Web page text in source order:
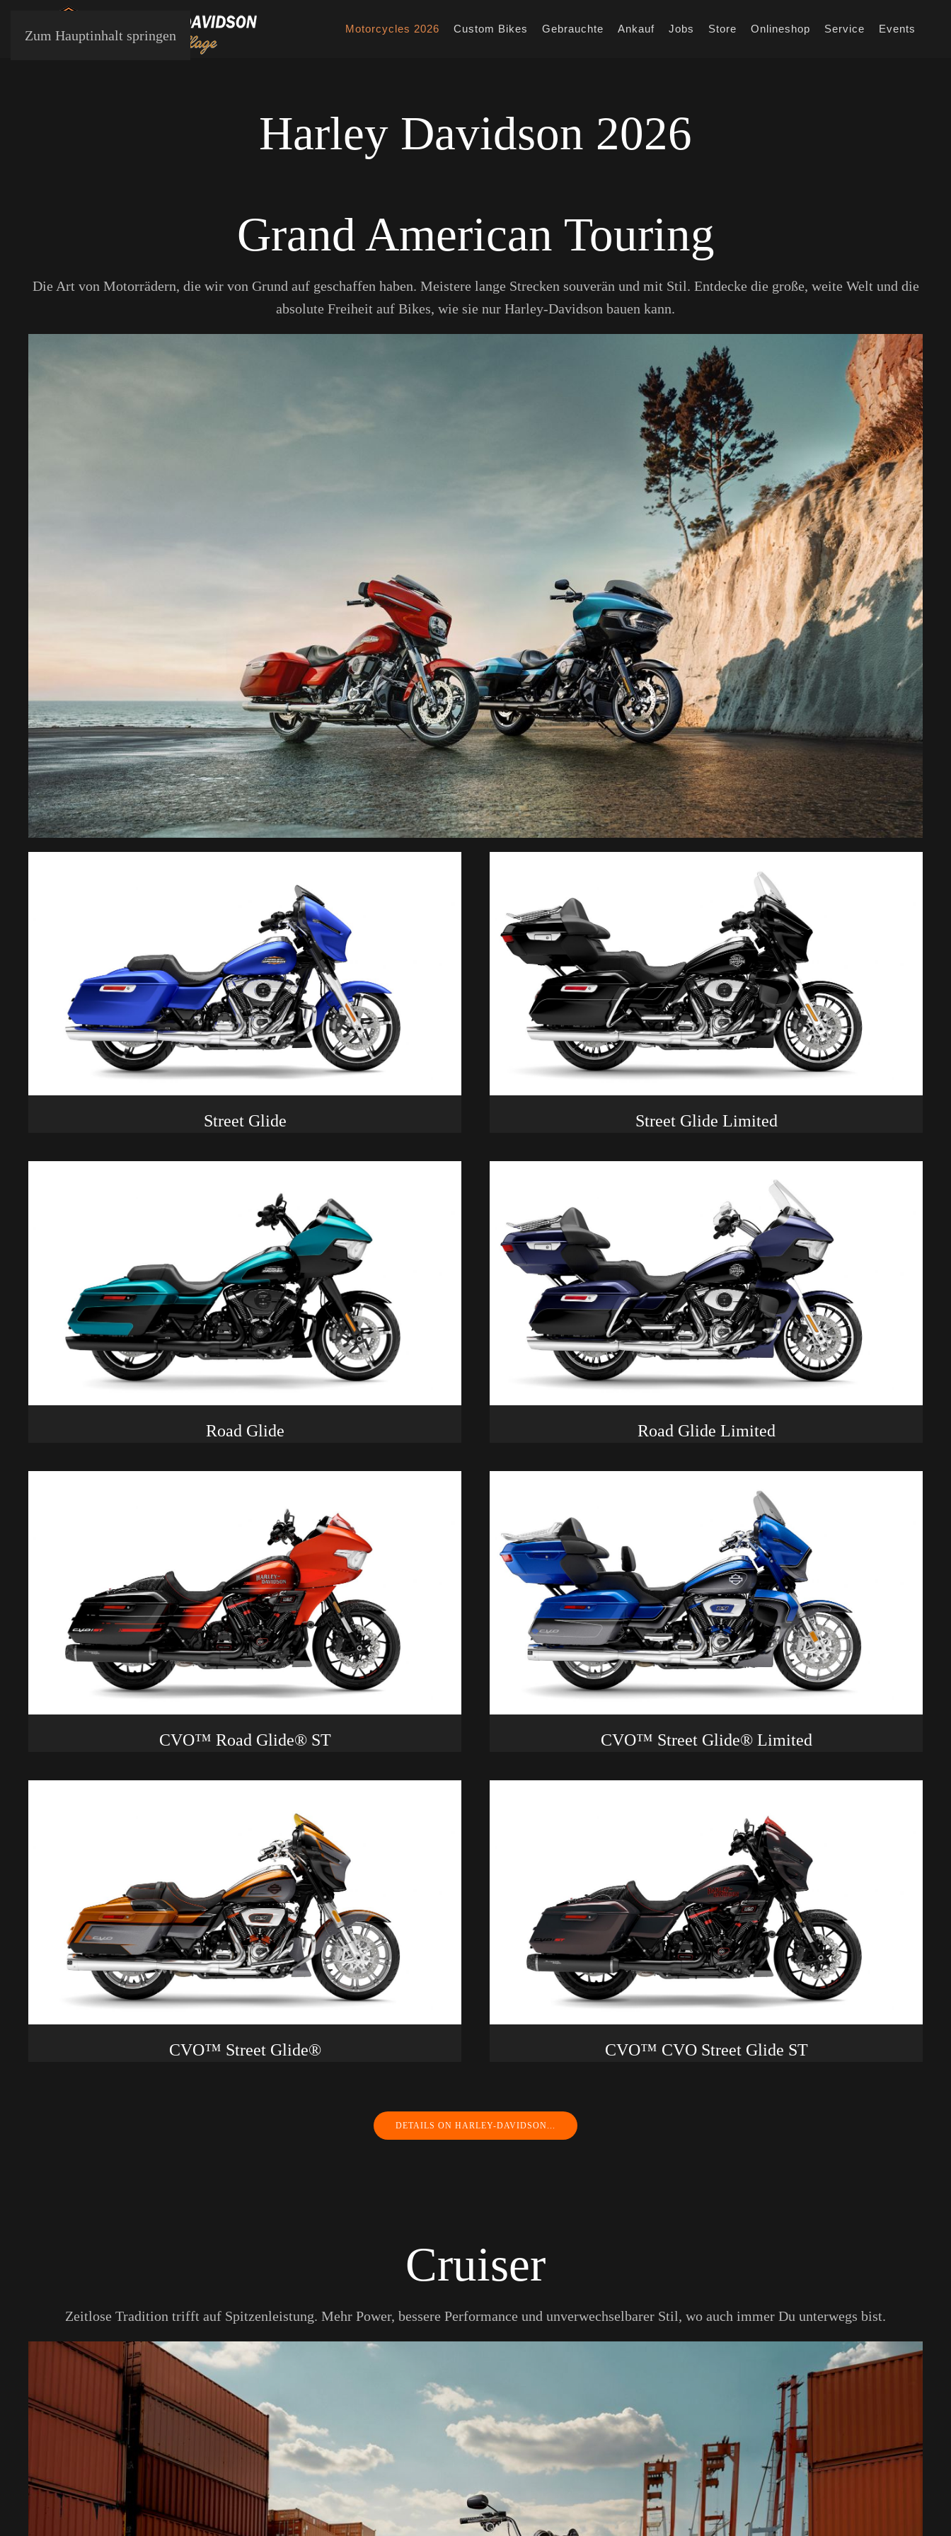
Zum Hauptinhalt springen Motorcycles 2026 Custom Bikes Gebrauchte Ankauf Jobs Store Onlineshop Service Events
Harley Davidson 2026
Grand American Touring
Die Art von Motorrädern, die wir von Grund auf geschaffen haben. Meistere lange Strecken souverän und mit Stil. Entdecke die große, weite Welt und die
absolute Freiheit auf Bikes, wie sie nur Harley-Davidson bauen kann.
Street Glide Street Glide Limited
Road Glide Road Glide Limited
CVO™ Road Glide® ST CVO™ Street Glide® Limited
CVO™ Street Glide® CVO™ CVO Street Glide ST
DETAILS ON HARLEY-DAVIDSON...
Cruiser
Zeitlose Tradition trifft auf Spitzenleistung. Mehr Power, bessere Performance und unverwechselbarer Stil, wo auch immer Du unterwegs bist.